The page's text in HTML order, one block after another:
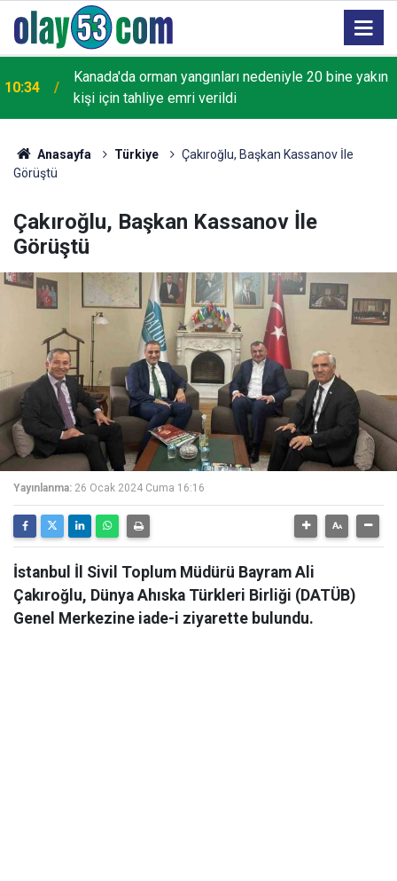
10:34
Kanada'da orman yangınları nedeniyle 20 bine yakın
kişi için tahliye emri verildi
Anasayfa Türkiye
Çakıroğlu, Başkan Kassanov İle
Görüştü
Çakıroğlu, Başkan Kassanov İle
Görüştü
Yayınlanma: 26 Ocak 2024 Cuma 16:16
İstanbul İl Sivil Toplum Müdürü Bayram Ali
Çakıroğlu, Dünya Ahıska Türkleri Birliği (DATÜB)
Genel Merkezine iade-i ziyarette bulundu.